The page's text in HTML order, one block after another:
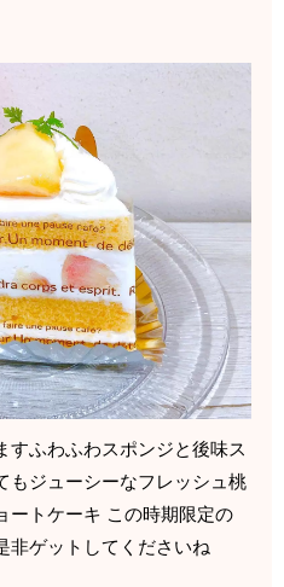
すふわふわスポンジと後味ス
もジューシーなフレッシュ桃
ートケーキ この時期限定の
非ゲットしてくださいね